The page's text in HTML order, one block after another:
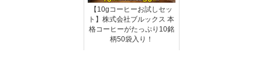
【10gコーヒーお試しセッ
ト】株式会社ブルックス 本
格コーヒーがたっぷり10銘
柄50袋入り！